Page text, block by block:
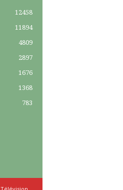
12458
11894
4809
2897
1676
1368
783